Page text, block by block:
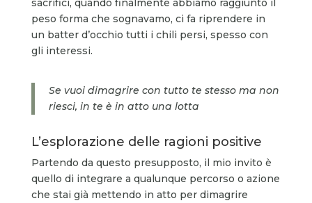
sacrifici, quando finalmente abbiamo raggiunto il
peso forma che sognavamo, ci fa riprendere in
un batter d’occhio tutti i chili persi, spesso con
gli interessi.
Se vuoi dimagrire con tutto te stesso ma non
riesci, in te è in atto una lotta
L’esplorazione delle ragioni positive
Partendo da questo presupposto, il mio invito è
quello di integrare a qualunque percorso o azione
che stai già mettendo in atto per dimagrire